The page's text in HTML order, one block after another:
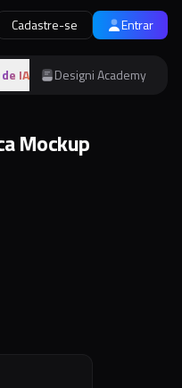
tema
Cadastre-se Entrar
IA Designi Academy
Mockup